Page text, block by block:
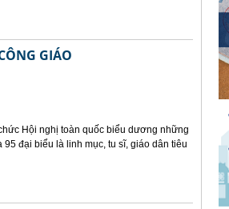
GIÁO
Hội nghị toàn quốc biểu dương những
đại biểu là linh mục, tu sĩ, giáo dân tiêu